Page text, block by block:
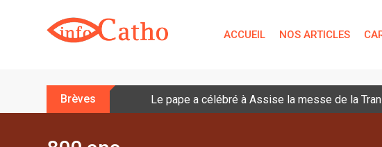
ACCUEIL NOS ARTICLES
Brèves Le pape a célébré à Assise la messe de la